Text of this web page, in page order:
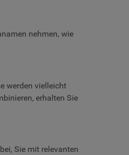
nehmen, wie
werden vielleicht
erhalten Sie
Sie mit relevanten